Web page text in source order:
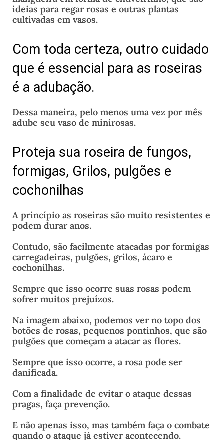
ideias para regar rosas e outras plantas
cultivadas em vasos.
Com toda certeza, outro cuidado
que é essencial para as roseiras
é a adubação.
Dessa maneira, pelo menos uma vez por mês
adube seu vaso de minirosas.
Proteja sua roseira de fungos,
formigas, Grilos, pulgões e
cochonilhas
A princípio as roseiras são muito resistentes e
podem durar anos.
Contudo, são facilmente atacadas por formigas
carregadeiras, pulgões, grilos, ácaro e
cochonilhas.
Sempre que isso ocorre suas rosas podem
sofrer muitos prejuízos.
Na imagem abaixo, podemos ver no topo dos
botões de rosas, pequenos pontinhos, que são
pulgões que começam a atacar as flores.
Sempre que isso ocorre, a rosa pode ser
danificada.
Com a finalidade de evitar o ataque dessas
pragas, faça prevenção.
E não apenas isso, mas também faça o combate
quando o ataque já estiver acontecendo.